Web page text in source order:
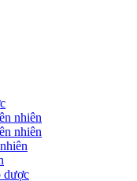
nhiên
nhiên
dược